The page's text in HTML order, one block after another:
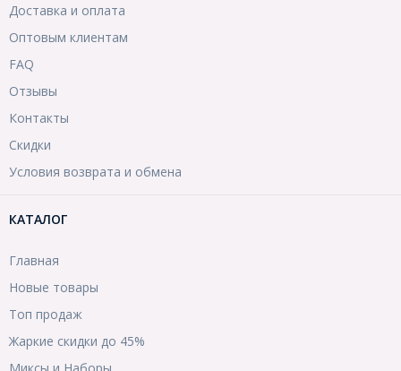
Доставка и оплата
Оптовым клиентам
FAQ
Отзывы
Контакты
Скидки
Условия возврата и обмена
КАТАЛОГ
Главная
Новые товары
Топ продаж
Жаркие скидки до 45%